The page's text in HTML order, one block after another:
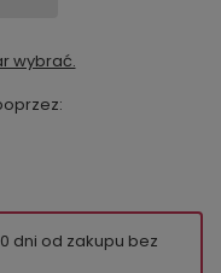
wybrać.
dni od zakupu bez